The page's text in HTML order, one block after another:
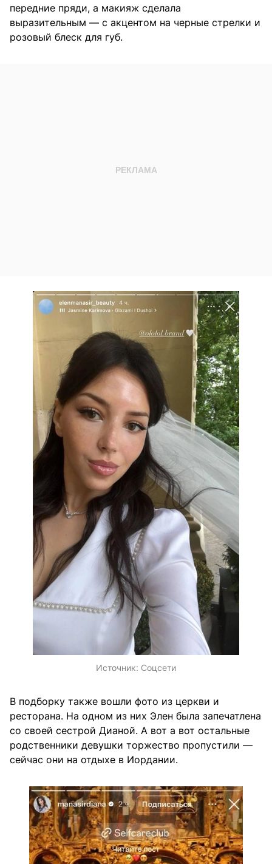
передние пряди, а макияж сделала
выразительным — с акцентом на черные стрелки и
розовый блеск для губ.
Источник: Соцсети
В подборку также вошли фото из церкви и
ресторана. На одном из них Элен была запечатлена
со своей сестрой Дианой. А вот а вот остальные
родственники девушки торжество пропустили —
сейчас они на отдыхе в Иордании.